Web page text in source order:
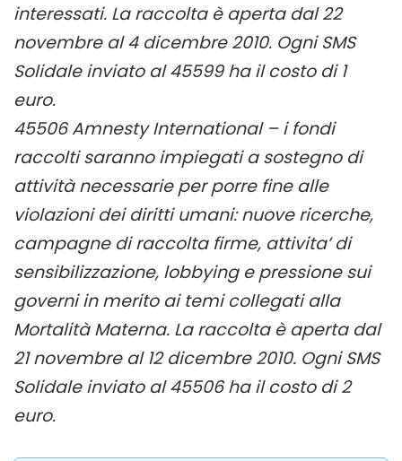
interessati. La raccolta è aperta dal 22
novembre al 4 dicembre 2010. Ogni SMS
Solidale inviato al 45599 ha il costo di 1
euro.
45506 Amnesty International – i fondi
raccolti saranno impiegati a sostegno di
attività necessarie per porre fine alle
violazioni dei diritti umani: nuove ricerche,
campagne di raccolta firme, attivita’ di
sensibilizzazione, lobbying e pressione sui
governi in merito ai temi collegati alla
Mortalità Materna. La raccolta è aperta dal
21 novembre al 12 dicembre 2010. Ogni SMS
Solidale inviato al 45506 ha il costo di 2
euro.